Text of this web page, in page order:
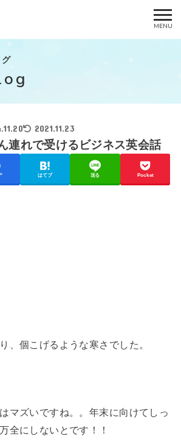
2021.11.23
連れで受けるビジネス英会話
はてブ 送る Pocket
、個こげるような寒さでした。
マズいですね。。年末に向けてしっ
全にしないとです！！